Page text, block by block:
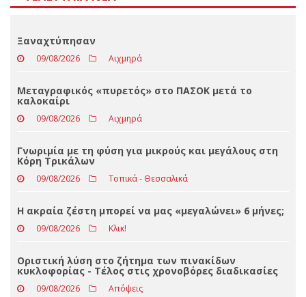
ΤΕΛΕΥΤΑΊΑ ΝΈΑ
Ξαναχτύπησαν
09/08/2026 Αιχμηρά
Μεταγραφικός «πυρετός» στο ΠΑΣΟΚ μετά το
καλοκαίρι
09/08/2026 Αιχμηρά
Γνωριμία με τη φύση για μικρούς και μεγάλους στη
Κόρη Τρικάλων
Η ακραία ζέστη μπορεί να μας «μεγαλώνει» 6 μήνες;
09/08/2026 Κλικ!